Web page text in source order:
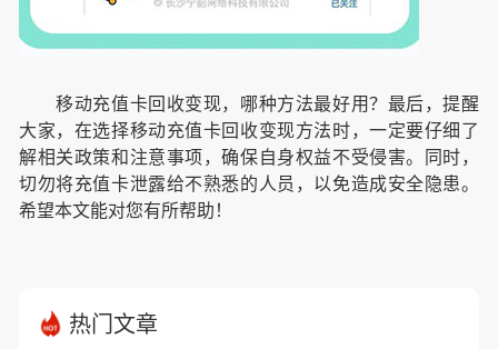
移动充值卡回收变现，哪种方法最好用？最后，提醒
大家，在选择移动充值卡回收变现方法时，一定要仔细了
解相关政策和注意事项，确保自身权益不受侵害。同时，
切勿将充值卡泄露给不熟悉的人员，以免造成安全隐患。
希望本文能对您有所帮助！
热门文章